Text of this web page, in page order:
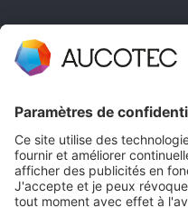
CONTACT
Téléphone +49 511 6103 0